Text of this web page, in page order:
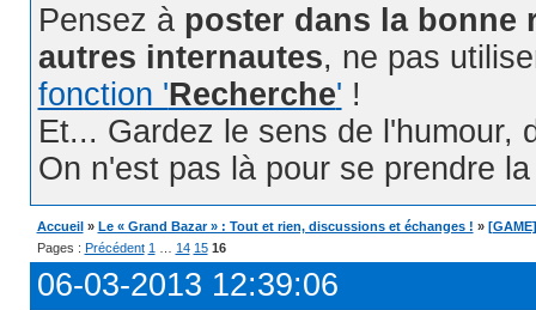
Pensez à poster dans la bonne
autres internautes, ne pas
fonction 'Recherche' !
Et... Gardez le sens de l'humour,
On n'est pas là pour se prendre
Accueil » Le « Grand Bazar » : Tout et rien, discussions et échanges ! »
Pages : Précédent 1 14 15 16
06-03-2013 12:39:06